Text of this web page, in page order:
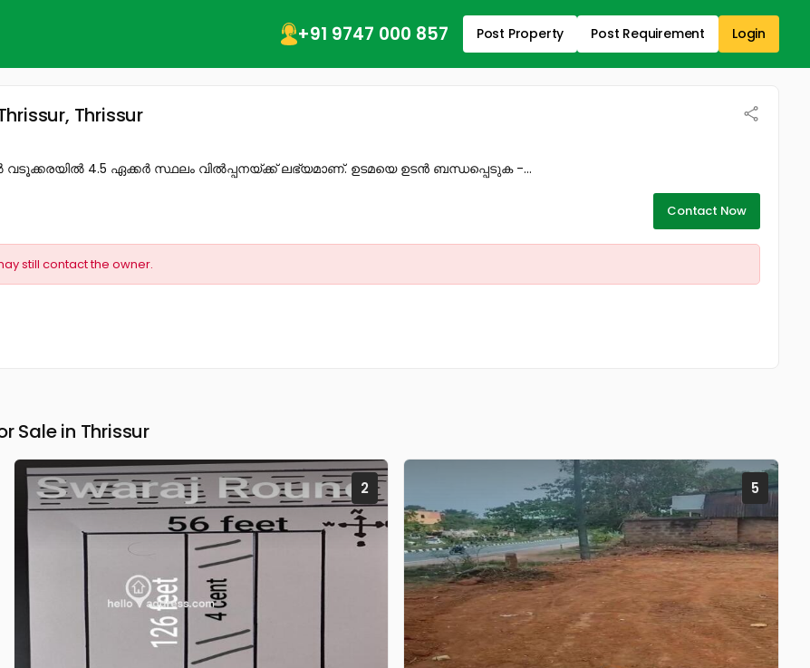
+91 9747 000 857 Post Property Post Requirement Login
Thrissur
വടൂക്കരയിൽ 4.5 ഏക്കർ സ്ഥലം വിൽപ്പനയ്ക്ക് ലഭ്യമാണ്. ഉടമയെ ഉടൻ ബന്ധപ്പെടുക -...
Contact Now
still contact the owner.
Sale in Thrissur
2 5